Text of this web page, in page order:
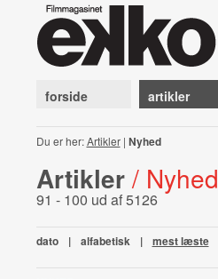
forside artikler
Du er her:Artikler| Nyhed
Artikler / Nyhed
91 - 100 ud af 5126
dato | alfabetisk | mest læste